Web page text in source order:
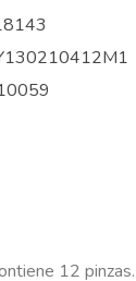
12 pinzas.